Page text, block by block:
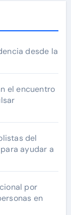
desde la
el encuentro
del
ayudar a
por
en